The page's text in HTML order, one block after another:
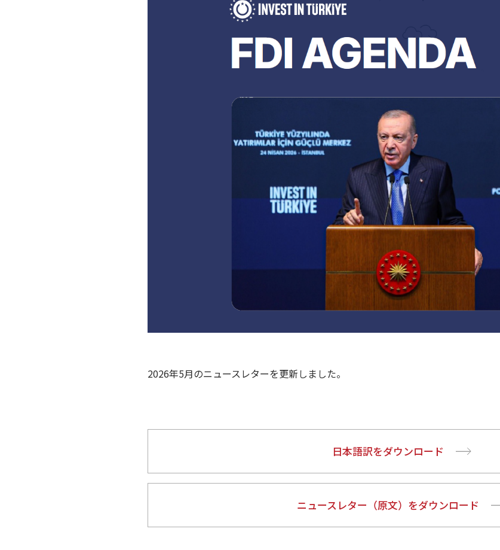
2026年5月のニュースレターを更新しました。
日本語訳をダウンロード
ニュースレター（原文）をダウンロード